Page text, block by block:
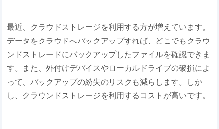
最近、クラウドストレージを利用する方が増えています。
データをクラウドへバックアップすれば、どこでもクラウ
ンドストレードにバックアップしたファイルを確認できま
す。また、外付けデバイスやローカルドライブの破損によ
って、バックアップの紛失のリスクも減らします。しか
し、クラウンドストレージを利用するコストが高いです。